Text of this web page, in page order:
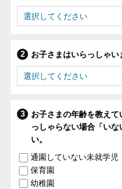
お子さまはいらっしゃい
お子さまの年齢を教えて
っしゃらない場合「いな
い。
通園していない未就学児
保育園
幼稚園